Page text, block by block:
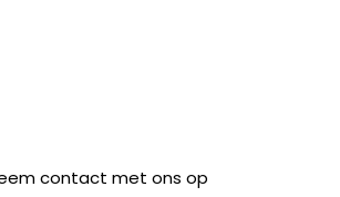
contact met ons op